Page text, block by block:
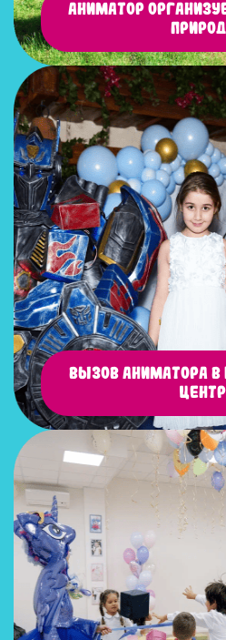
Аниматор
Вызов аниматора в
центр